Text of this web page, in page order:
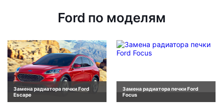
Ford по моделям
Замена радиатора печки Ford
Escape
Замена радиатора печки Ford
Focus